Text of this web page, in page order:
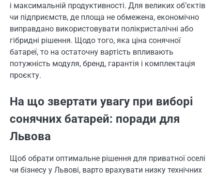
і максимальній продуктивності. Для великих об’єктів
чи підприємств, де площа не обмежена, економічно
виправдано використовувати полікристалічні або
гібридні рішення. Щодо того, яка ціна сонячної
батареї, то на остаточну вартість впливають
потужність модуля, бренд, гарантія і комплектація
проєкту.
На що звертати увагу при виборі
сонячних батарей: поради для
Львова
Щоб обрати оптимальне рішення для приватної оселі
чи бізнесу у Львові, варто врахувати низку технічних